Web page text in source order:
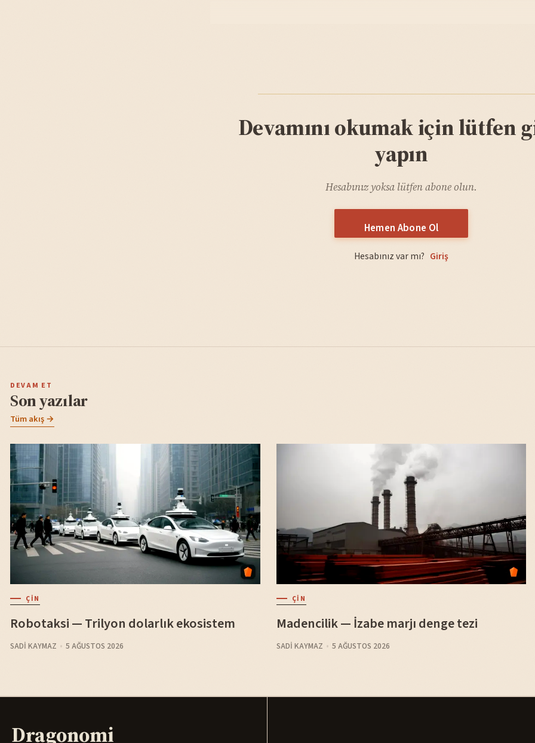
Devamını okumak için lütfen
yapın
Hesabınız yoksa lütfen abone olun.
Hemen Abone Ol
Hesabınız var mı? Giriş
DEVAM ET
Son yazılar
Tüm akış →
ÇIN
Robotaksi — Trilyon dolarlık ekosistem
SADI KAYMAZ 5 AĞUSTOS 2026
ÇIN
Madencilik — İzabe marjı denge tezi
SADI KAYMAZ 5 AĞUSTOS 2026
Dragonomi